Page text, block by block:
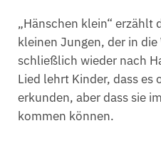
„Hänschen klein“ erzählt
kleinen Jungen, der in
schließlich wieder nach
Lied lehrt Kinder, dass es
erkunden, aber dass sie
kommen können.